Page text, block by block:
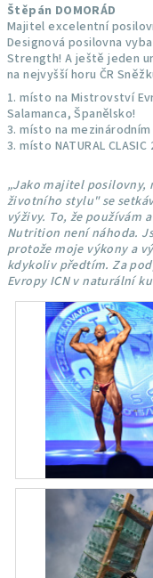
Štěpán DOMORÁD
Majitel excelentní
Designová posilovna
Strength! A ještě jeden
na nejvyšší horu ČR
1. místo na Mistrovství
Salamanca, Španělsko!
3. místo na
3. místo NATURAL
„Jako majitel
životního stylu" se
výživy. To, že používám
Nutrition není náhoda.
protože moje výkony a
kdykoliv předtím. Za
Evropy ICN v naturální